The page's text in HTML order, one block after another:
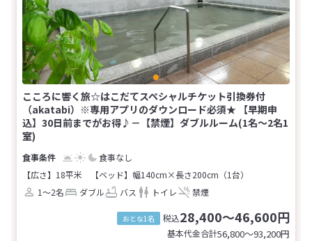
こころに響く旅☆はこだてスペシャルチケット引換券付
（akatabi）※専用アプリのダウンロード必須★ 【早期申
込】30日前までがお得♪－【禁煙】ダブルルーム(1名～2名1
室)
食事なし
【広さ】18平米
【ベッド】幅140cm×長さ200cm（1台）
1～2名
ダブル バス トイレ 禁煙
おとな1名 税込28,400～46,600円
基本代金合計56,800〜93,200円